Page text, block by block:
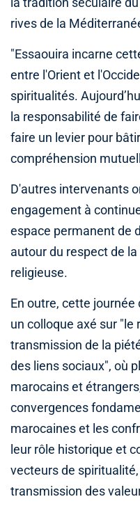
la tradition séculaire
rives de la
"Essaouira incarne
entre l'Orient et
spiritualités.
la responsabilité de
faire un levier pour
compréhension
D'autres intervenants
engagement à
espace permanent de
autour du respect de
religieuse.
En outre, cette
un colloque axé sur "le
transmission de la
des liens sociaux", où
marocains et
convergences
marocaines et les
leur rôle historique et
vecteurs de
transmission des